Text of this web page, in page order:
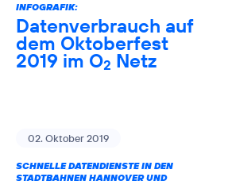
INFOGRAFIK:
Datenverbrauch auf
dem Oktoberfest
2019 im O2 Netz
02. Oktober 2019
SCHNELLE DATENDIENSTE IN DEN
STADTBAHNEN HANNOVER UND